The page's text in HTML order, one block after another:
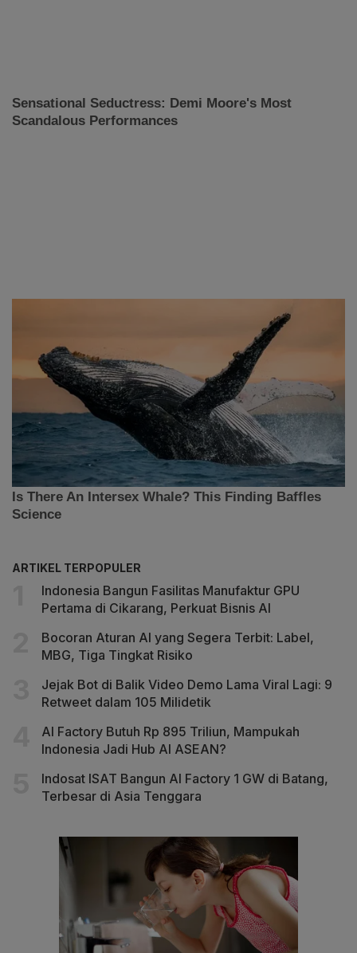
ARTIKEL TERPOPULER
Indonesia Bangun Fasilitas Manufaktur GPU
Pertama di Cikarang, Perkuat Bisnis AI
Bocoran Aturan AI yang Segera Terbit: Label,
MBG, Tiga Tingkat Risiko
Jejak Bot di Balik Video Demo Lama Viral Lagi: 9
Retweet dalam 105 Milidetik
AI Factory Butuh Rp 895 Triliun, Mampukah
Indonesia Jadi Hub AI ASEAN?
Indosat ISAT Bangun AI Factory 1 GW di Batang,
Terbesar di Asia Tenggara